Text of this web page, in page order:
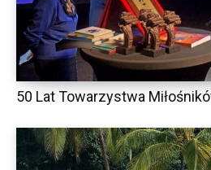
50 Lat Towarzystwa